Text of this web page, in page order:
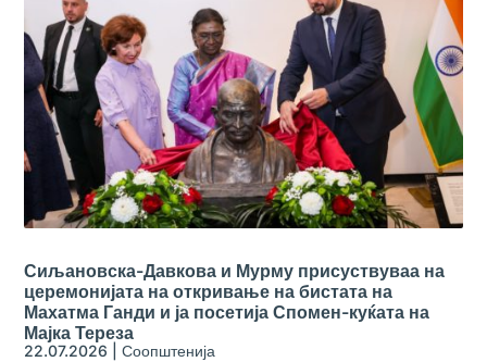
Сиљановска-Давкова и Мурму присуствуваа на
церемонијата на откривање на бистата на
Махатма Ганди и ја посетија Спомен-куќата на
Мајка Тереза
22.07.2026 |Соопштенија